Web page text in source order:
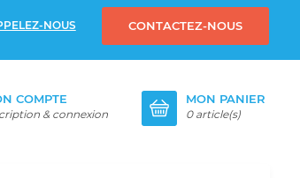
NOUS CONTACTEZ-NOUS
COMPTE
& connexion
MON PANIER
0 article(s)